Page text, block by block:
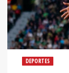
DEPORTES